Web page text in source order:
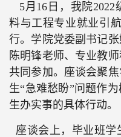
5月16日，我院
料与工程专业就业引
行。学院党委副书记
陈明锋老师、专业教
共同参加。座谈会聚
生“急难愁盼”问题作
生办实事的具体行动。
座谈会上，毕业班学